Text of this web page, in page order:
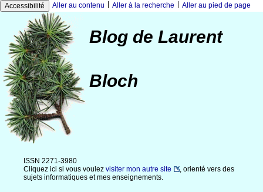
Accessibilité Aller au contenu Aller à la recherche Aller au pied de page
Blog de Laurent
Bloch
ISSN 2271-3980
Cliquez ici si vous voulez visiter mon autre site
, orienté vers des
sujets informatiques et mes enseignements.